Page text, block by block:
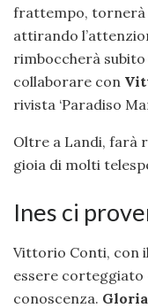
frattempo, tornerà
attirando
rimboccherà
collaborare con
rivista ‘Paradiso
Oltre a Landi, farà
gioia di molti
Ines ci
Vittorio Conti, con
essere corteggiato
conoscenza. Gloria